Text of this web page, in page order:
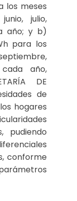
los meses
julio,
año; y b)
para los
año,
DE
de
hogares
pudiendo
conforme